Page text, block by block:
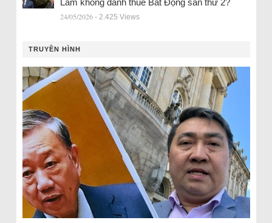
Lâm không đánh thuế Bất Động sản thứ 2?
24/05/2026 - 2.425 Views
TRUYỀN HÌNH